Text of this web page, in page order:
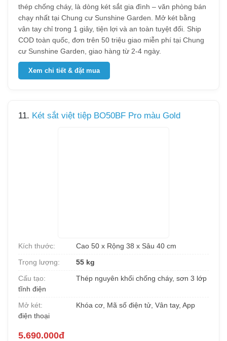
thép chống cháy, là dòng két sắt gia đình – văn phòng bán
chạy nhất tại Chung cư Sunshine Garden. Mở két bằng
vân tay chỉ trong 1 giây, tiện lợi và an toàn tuyệt đối. Ship
COD toàn quốc, đơn trên 50 triệu giao miễn phí tại Chung
cư Sunshine Garden, giao hàng từ 2-4 ngày.
Xem chi tiết & đặt mua
11. Két sắt việt tiệp BO50BF Pro màu Gold
Kích thước:
Cao 50 x Rộng 38 x Sâu 40 cm
Trọng lượng:
55 kg
Cấu tạo:
Thép nguyên khối chống cháy, sơn 3 lớp
tĩnh điện
Mở két:
Khóa cơ, Mã số điện tử, Vân tay, App
điện thoại
5.690.000đ